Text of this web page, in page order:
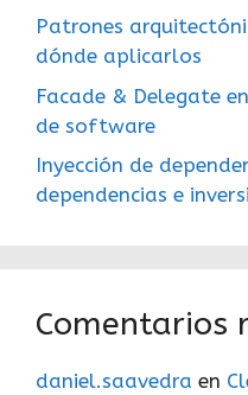
Patrones
dónde aplicarlos
Facade & Delegate
de software
Inyección de
dependencias e
Comentarios
daniel.saavedra en